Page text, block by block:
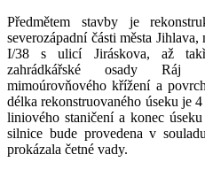
Předmětem stavby je
severozápadní části města
I/38 s ulicí Jiráskova, až
zahrádkářské osady Ráj
mimoúrovňového křížení a
délka rekonstruovaného úseku je
liniového staničení a konec
silnice bude provedena v
prokázala četné vady.